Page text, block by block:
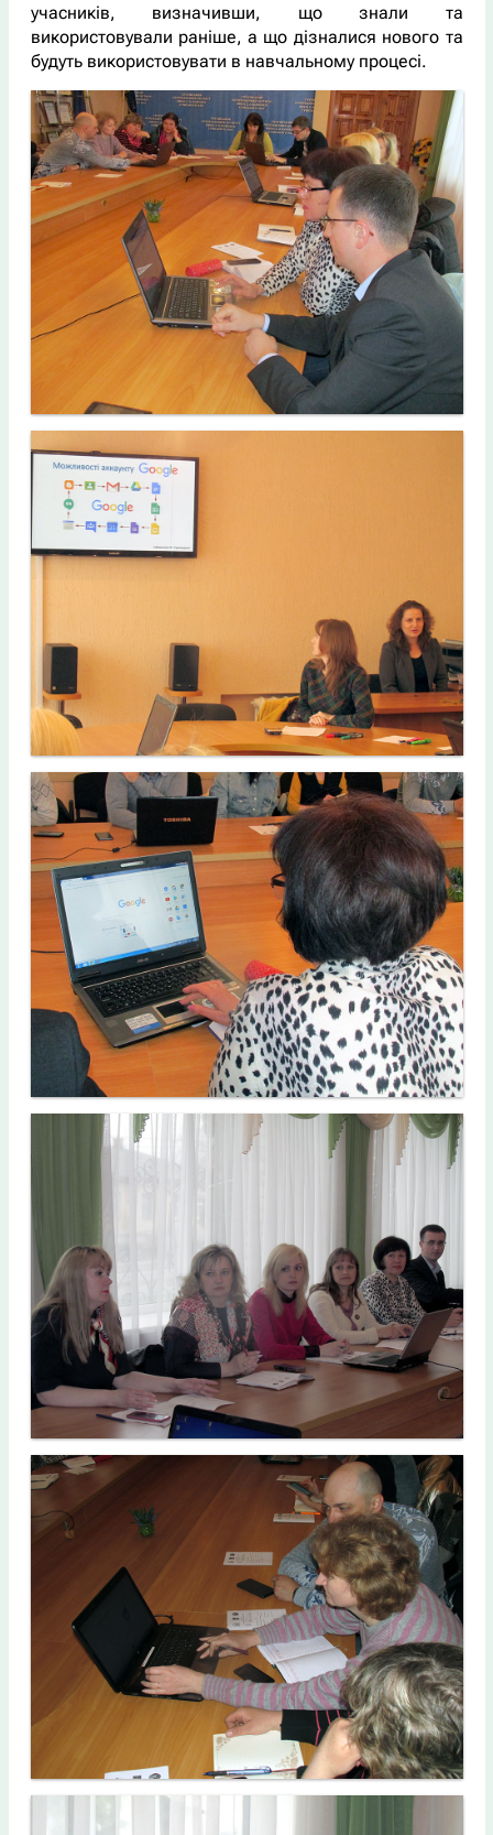
учасників, визначивши, що знали та
використовували раніше, а що дізналися нового та
будуть використовувати в навчальному процесі.